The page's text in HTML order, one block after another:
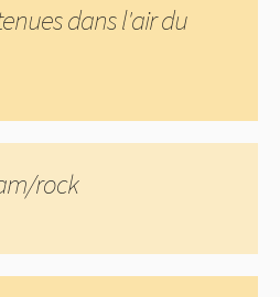
dans l'air du
rock